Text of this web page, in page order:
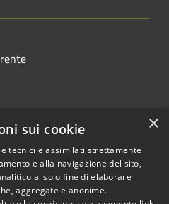
Copyright © 2026 • Comune di
×
sui cookie
tecnici e assimilati strettamente
e alla navigazione del sito,
al solo fine di elaborare
aggregate e anonime.